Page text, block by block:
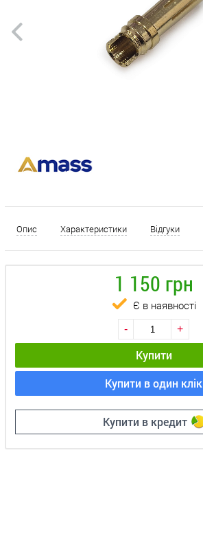
Опис Характеристики Відгуки
1 150 грн
Є в наявності
- +
Купити
Купити в один клік
Купити в кредит